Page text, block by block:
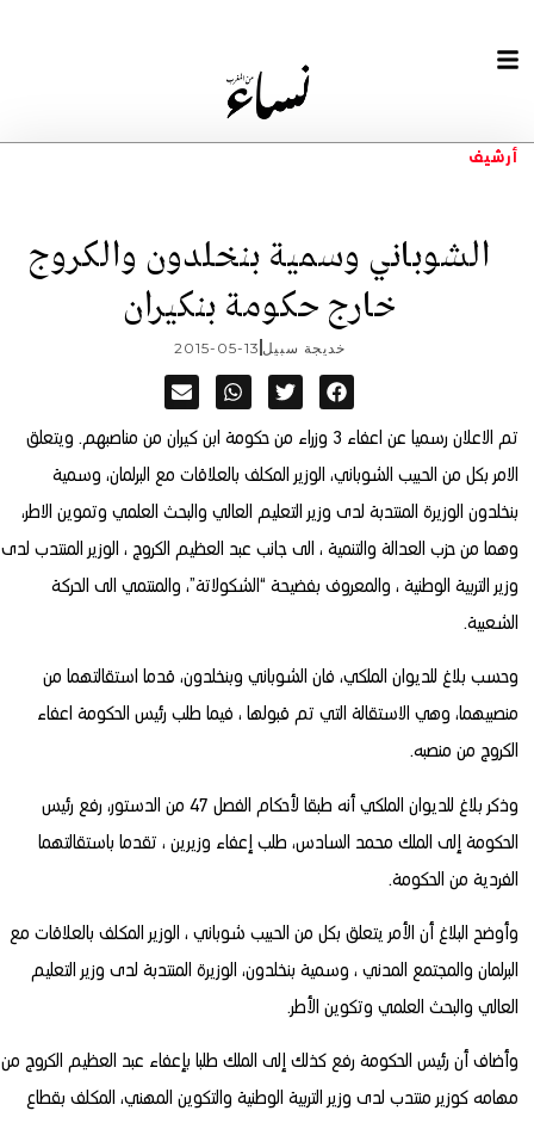
أرشيف
الشوباني وسمية بنخلدون والكروج
خارج حكومة بنكيران
خديجة سبيل 2015-05-13
تم الاعلان رسميا عن اعفاء 3 وزراء من حكومة ابن كيران من مناصبهم. ويتعلق
الامر بكل من الحبيب الشوباني، الوزير المكلف بالعلاقات مع البرلمان، وسمية
بنخلدون الوزيرة المنتدبة لدى وزير التعليم العالي والبحث العلمي وتموين الاطر،
وهما من حزب العدالة والتنمية ، الى جانب عبد العظيم الكروج ، الوزير المنتدب لدى
وزير التربية الوطنية ، والمعروف بفضيحة “الشكولاتة”، والمنتمي الى الحركة
الشعبية.
وحسب بلاغ للديوان الملكي، فان الشوباني وبنخلدون، قدما استقالتهما من
منصبيهما، وهي الاستقالة التي تم قبولها ، فيما طلب رئيس الحكومة اعفاء
الكروج من منصبه.
وذكر بلاغ للديوان الملكي أنه طبقا لأحكام الفصل 47 من الدستور، رفع رئيس
الحكومة إلى الملك محمد السادس، طلب إعفاء وزيرين ، تقدما باستقالتهما
الفردية من الحكومة.
وأوضح البلاغ أن الأمر يتعلق بكل من الحبيب شوباني ، الوزير المكلف بالعلاقات مع
البرلمان والمجتمع المدني ، وسمية بنخلدون، الوزيرة المنتدبة لدى وزير التعليم
العالي والبحث العلمي وتكوين الأطر.
وأضاف أن رئيس الحكومة رفع كذلك إلى الملك طلبا بإعفاء عبد العظيم الكروج من
مهامه كوزير منتدب لدى وزير التربية الوطنية والتكوين المهني، المكلف بقطاع